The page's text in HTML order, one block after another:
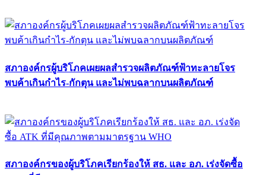
สภาองค์กรผู้บริโภคเผยผลสำรวจผลิตภัณฑ์ฟ้าทะลายโจร
พบค้าเกินกำไร-กักตุน และไม่พบฉลากบนผลิตภัณฑ์
สภาองค์กรของผู้บริโภคเรียกร้องให้ สธ. และ อภ. เร่งจัดซื้อ